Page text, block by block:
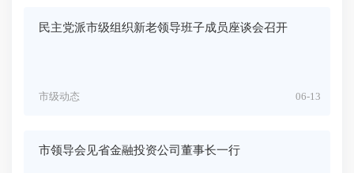
民主党派市级组织新老领导班子成员座谈会召开
06-13
市级动态
市领导会见省金融投资公司董事长一行